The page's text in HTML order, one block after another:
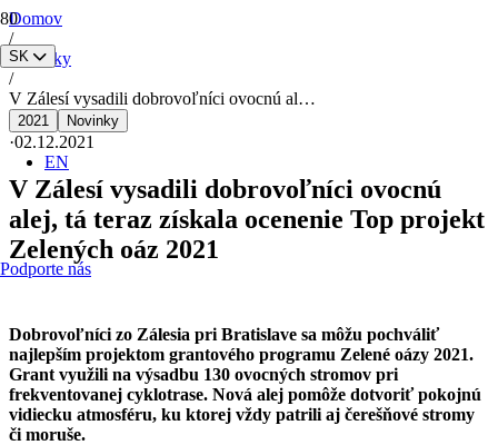
SK
EN
Podporte nás
Domov
/
Novinky
/
V Zálesí vysadili dobrovoľníci ovocnú al…
2021 Novinky
·02.12.2021
V Zálesí vysadili dobrovoľníci ovocnú
alej, tá teraz získala ocenenie Top projekt
Zelených oáz 2021
Dobrovoľníci zo Zálesia pri Bratislave sa môžu pochváliť
najlepším projektom grantového programu Zelené oázy 2021.
Grant využili na výsadbu 130 ovocných stromov pri
frekventovanej cyklotrase. Nová alej pomôže dotvoriť pokojnú
vidiecku atmosféru, ku ktorej vždy patrili aj čerešňové stromy
či moruše.